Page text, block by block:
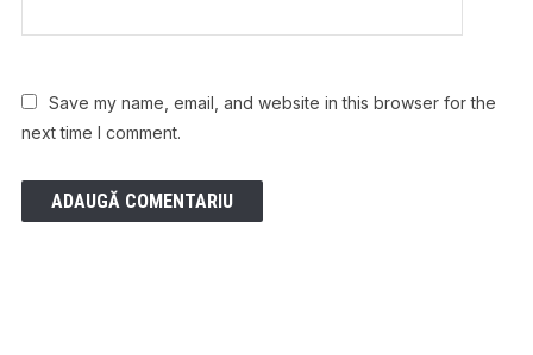
Save my name, email, and website in this browser for the
next time I comment.